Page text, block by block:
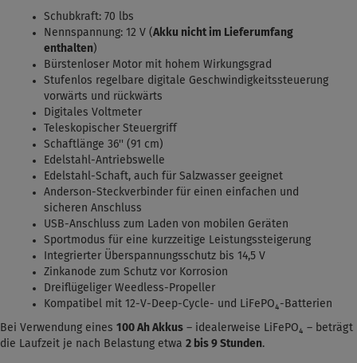
Schubkraft: 70 lbs
Nennspannung: 12 V (Akku nicht im Lieferumfang
enthalten)
Bürstenloser Motor mit hohem Wirkungsgrad
Stufenlos regelbare digitale Geschwindigkeitssteuerung
vorwärts und rückwärts
Digitales Voltmeter
Teleskopischer Steuergriff
Schaftlänge 36'' (91 cm)
Edelstahl-Antriebswelle
Edelstahl-Schaft, auch für Salzwasser geeignet
Anderson-Steckverbinder für einen einfachen und
sicheren Anschluss
USB-Anschluss zum Laden von mobilen Geräten
Sportmodus für eine kurzzeitige Leistungssteigerung
Integrierter Überspannungsschutz bis 14,5 V
Zinkanode zum Schutz vor Korrosion
Dreiflügeliger Weedless-Propeller
Kompatibel mit 12-V-Deep-Cycle- und LiFePO₄-Batterien
Bei Verwendung eines 100 Ah Akkus – idealerweise LiFePO₄ – beträgt
die Laufzeit je nach Belastung etwa 2 bis 9 Stunden.